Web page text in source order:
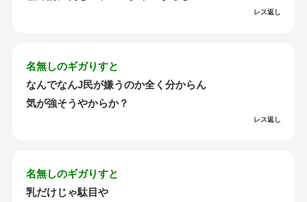
レス返し
名無しのギガりすと
なんでなんJ民が嫌うのか全く分からん
気が強そうやからか？
レス返し
名無しのギガりすと
乳だけじゃ駄目や